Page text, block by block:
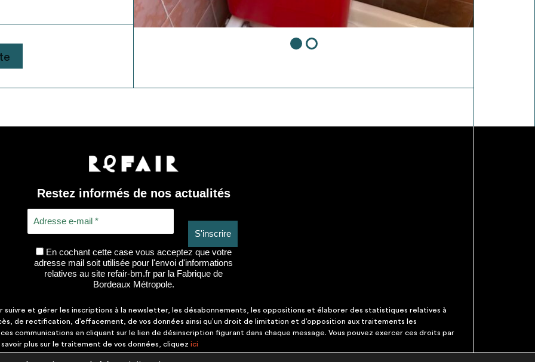
Restez informés de nos actualités
En cochant cette case vous acceptez que votre
adresse mail soit utilisée pour l'envoi d'informations
relatives au site refair-bm.fr par la Fabrique de
Bordeaux Métropole.
suivre et gérer les inscriptions à la newsletter, les désabonnements, les oppositions et élaborer des statistiques relatives à
de rectification, d’effacement, de vos données ainsi qu’un droit de limitation et d’opposition aux traitements les
communications en cliquant sur le lien de désinscription figurant dans chaque message. Vous pouvez exercer ces droits par
plus sur le traitement de vos données, cliquez ici